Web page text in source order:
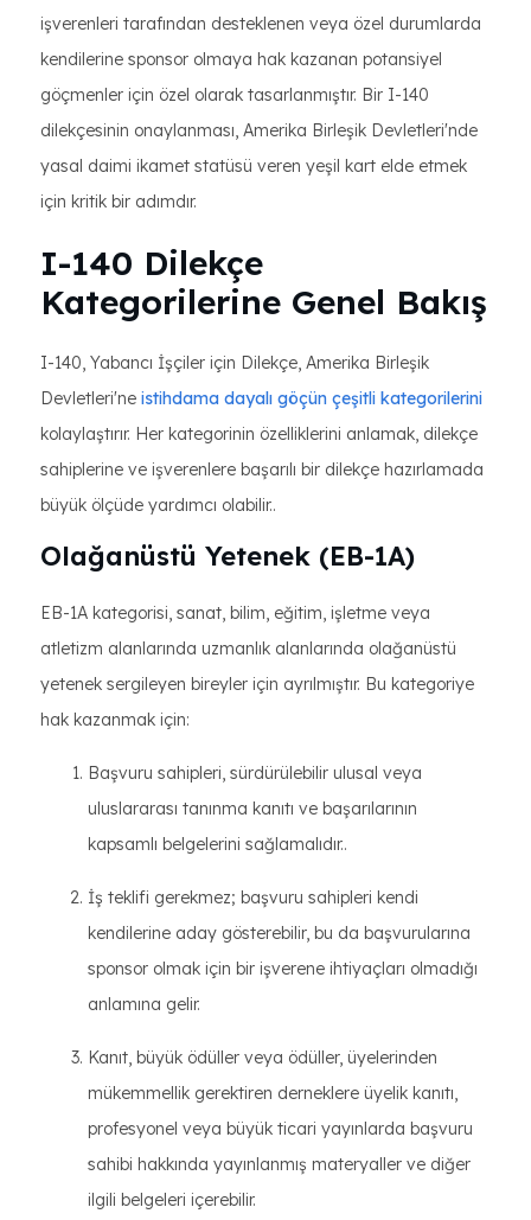
işverenleri tarafından desteklenen veya özel durumlarda
kendilerine sponsor olmaya hak kazanan potansiyel
göçmenler için özel olarak tasarlanmıştır. Bir I-140
dilekçesinin onaylanması, Amerika Birleşik Devletleri'nde
yasal daimi ikamet statüsü veren yeşil kart elde etmek
için kritik bir adımdır.
I-140 Dilekçe
Kategorilerine Genel Bakış
I-140, Yabancı İşçiler için Dilekçe, Amerika Birleşik
Devletleri'ne istihdama dayalı göçün çeşitli kategorilerini
kolaylaştırır. Her kategorinin özelliklerini anlamak, dilekçe
sahiplerine ve işverenlere başarılı bir dilekçe hazırlamada
büyük ölçüde yardımcı olabilir..
Olağanüstü Yetenek (EB-1A)
EB-1A kategorisi, sanat, bilim, eğitim, işletme veya
atletizm alanlarında uzmanlık alanlarında olağanüstü
yetenek sergileyen bireyler için ayrılmıştır. Bu kategoriye
hak kazanmak için:
Başvuru sahipleri, sürdürülebilir ulusal veya
uluslararası tanınma kanıtı ve başarılarının
kapsamlı belgelerini sağlamalıdır..
İş teklifi gerekmez; başvuru sahipleri kendi
kendilerine aday gösterebilir, bu da başvurularına
sponsor olmak için bir işverene ihtiyaçları olmadığı
anlamına gelir.
Kanıt, büyük ödüller veya ödüller, üyelerinden
mükemmellik gerektiren derneklere üyelik kanıtı,
profesyonel veya büyük ticari yayınlarda başvuru
sahibi hakkında yayınlanmış materyaller ve diğer
ilgili belgeleri içerebilir.